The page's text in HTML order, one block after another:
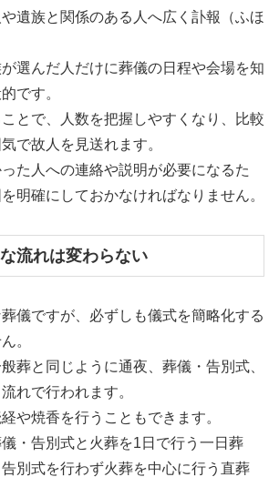
遺族と関係のある人へ広く訃報（ふほ
選んだ人だけに葬儀の日程や会場を知
です。
とで、人数を把握しやすくなり、比較
で故人を見送れます。
た人への連絡や説明が必要になるた
明確にしておかなければなりません。
流れは変わらない
儀ですが、必ずしも儀式を簡略化する
。
葬と同じように通夜、葬儀・告別式、
れで行われます。
や焼香を行うこともできます。
・告別式と火葬を1日で行う一日葬
別式を行わず火葬を中心に行う直葬